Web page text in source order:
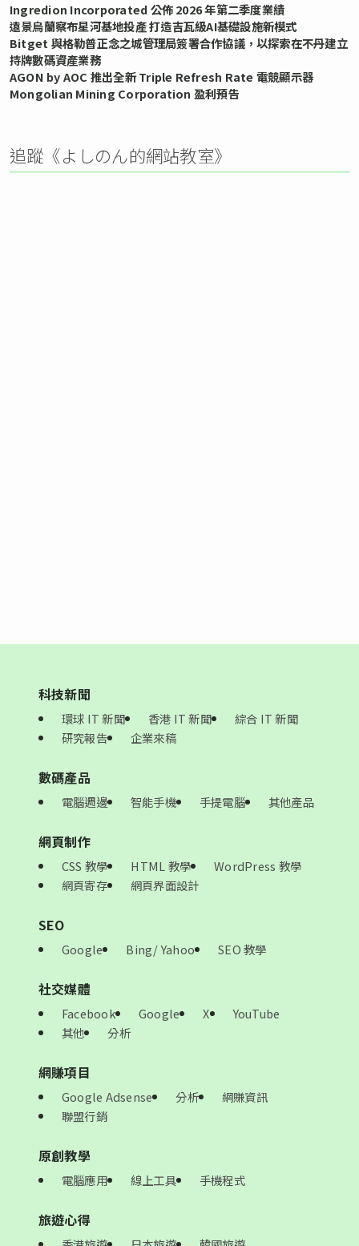
Ingredion Incorporated 公佈 2026 年第二季度業績
遠景烏蘭察布星河基地投產 打造吉瓦級AI基礎設施新模式
Bitget 與格勒普正念之城管理局簽署合作協議，以探索在不丹建立
持牌數碼資產業務
AGON by AOC 推出全新 Triple Refresh Rate 電競顯示器
Mongolian Mining Corporation 盈利預告
追蹤《よしのん的網站教室》
科技新聞
環球 IT 新聞 香港 IT 新聞
綜合 IT 新聞
研究報告
企業來稿
數碼產品
電腦週邊 智能手機 手提電腦 其他產品
網頁制作
CSS 教學 HTML 教學
WordPress 教學
網頁寄存
網頁界面設計
SEO
Google Bing/ Yahoo SEO 教學
社交媒體
Facebook Google X
YouTube
其他
分析
網賺項目
Google Adsense 分析
網賺資訊
聯盟行銷
原創教學
電腦應用 線上工具 手機程式
旅遊心得